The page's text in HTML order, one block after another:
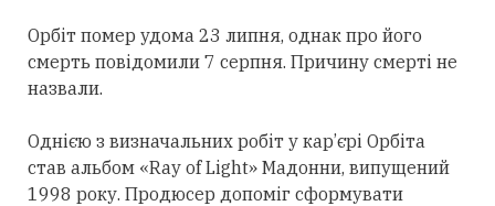
Орбіт помер удома 23 липня, однак про його
смерть повідомили 7 серпня. Причину смерті не
назвали.
Однією з визначальних робіт у кар’єрі Орбіта
став альбом «Ray of Light» Мадонни, випущений
1998 року. Продюсер допоміг сформувати